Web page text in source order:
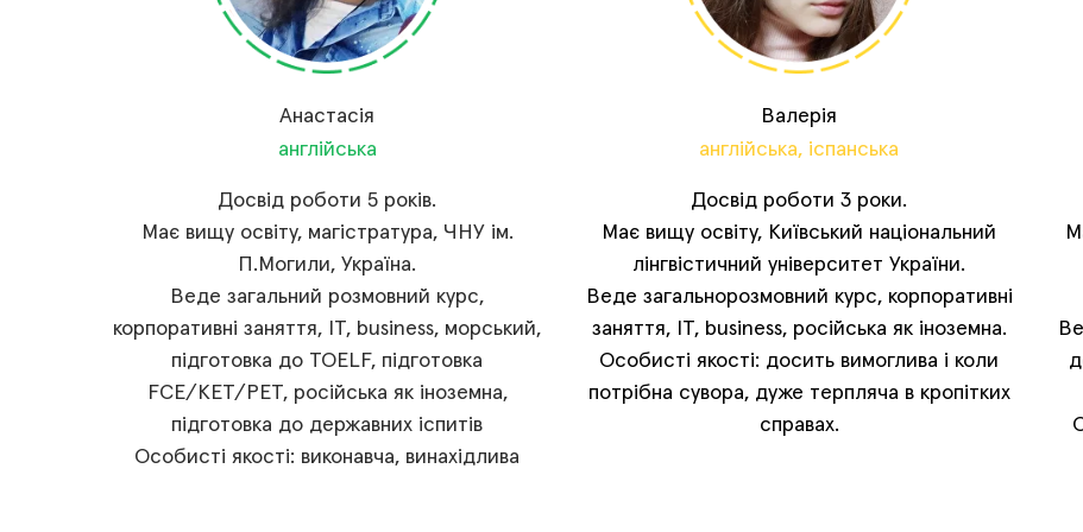
Досвід роботи 5 років.
Має вищу освіту, магістратура, ЧНУ ім.
П.Могили, Україна.
Веде загальний розмовний курс,
корпоративні заняття, IT, business, морський,
підготовка до TOELF, підготовка
FCE/KET/PET, російська як іноземна,
підготовка до державних іспитів
Особисті якості: виконавча, винахідлива
Анастасія
англійська
Досвід роботи 3 роки.
Має вищу освіту, Київський національний
лінгвістичний університет України.
Веде загальнорозмовний курс, корпоративні
заняття, IT, business, російська як іноземна.
Особисті якості: досить вимоглива і коли
потрібна cувора, дуже терпляча в кропітких
справах.
Валерія
англійська, іспанська